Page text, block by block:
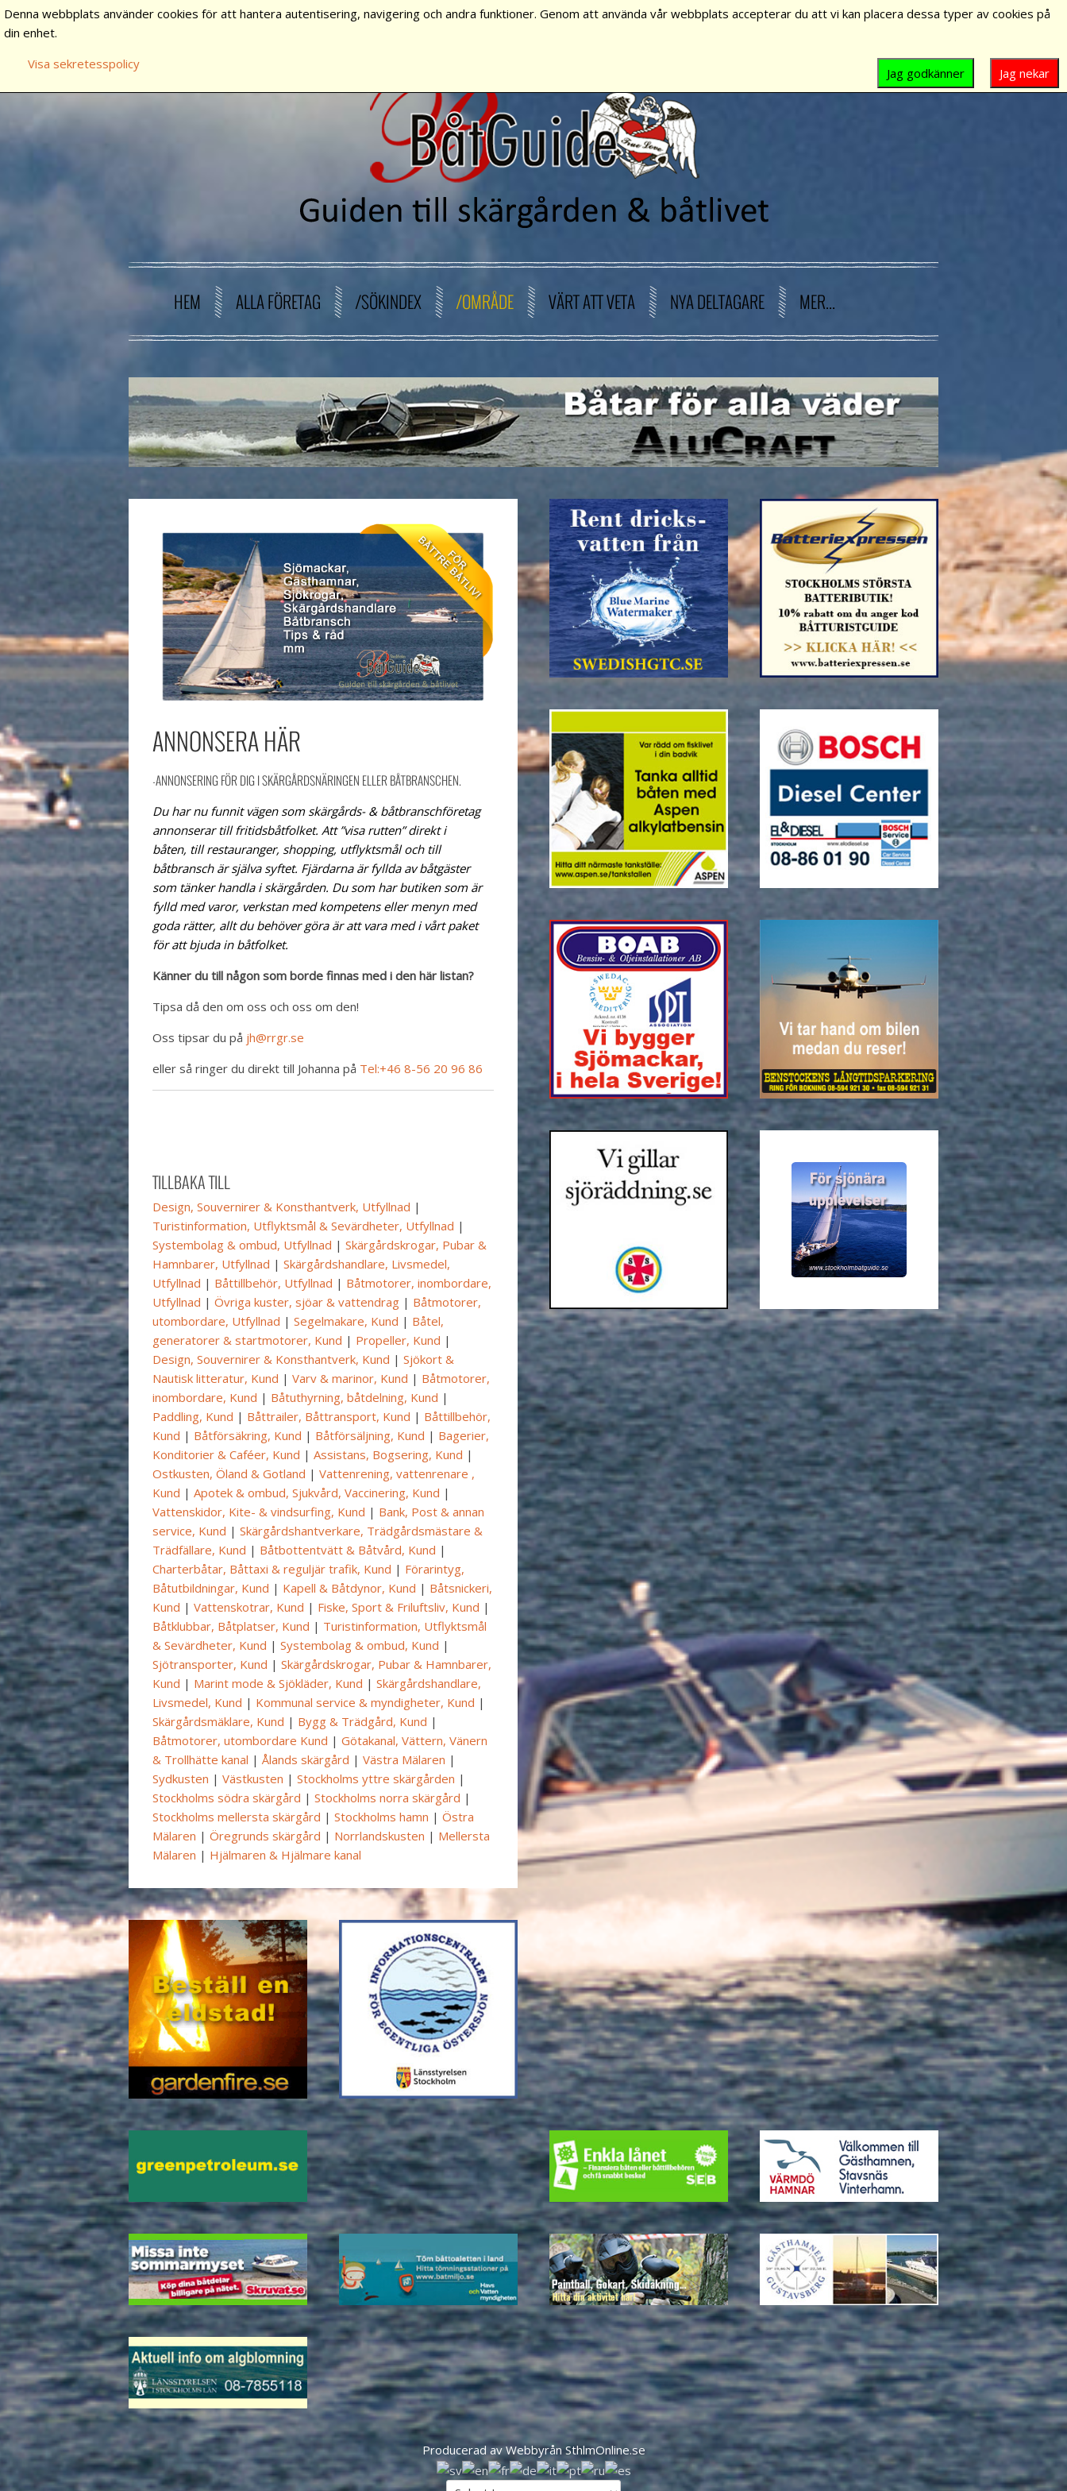
HEM ALLA FÖRETAG /SÖKINDEX /OMRÅDE VÄRT ATT VETA NYA DELTAGARE MER...
ANNONSERA HÄR
-ANNONSERING FÖR DIG I SKÄRGÅRDSNÄRINGEN ELLER BÅTBRANSCHEN.
Du har nu funnit vägen som skärgårds- & båtbranschföretag
annonserar till fritidsbåtfolket. Att ”visa rutten” direkt i
båten, till restauranger, shopping, utflyktsmål och till
båtbransch är själva syftet. Fjärdarna är fyllda av båtgäster
som tänker handla i skärgården. Du som har butiken som är
fylld med varor, verkstan med kompetens eller menyn med
goda rätter, allt du behöver göra är att vara med i vårt paket
för att bjuda in båtfolket.
Känner du till någon som borde finnas med i den här listan?
Tipsa då den om oss och oss om den!
Oss tipsar du på jh@rrgr.se
eller så ringer du direkt till Johanna på Tel:+46 8-56 20 96 86
TILLBAKA TILL
Design, Souvernirer & Konsthantverk, Utfyllnad |
Turistinformation, Utflyktsmål & Sevärdheter, Utfyllnad |
Systembolag & ombud, Utfyllnad | Skärgårdskrogar, Pubar &
Hamnbarer, Utfyllnad | Skärgårdshandlare, Livsmedel,
Utfyllnad | Båttillbehör, Utfyllnad | Båtmotorer, inombordare,
Utfyllnad | Övriga kuster, sjöar & vattendrag | Båtmotorer,
utombordare, Utfyllnad | Segelmakare, Kund | Båtel,
generatorer & startmotorer, Kund | Propeller, Kund |
Design, Souvernirer & Konsthantverk, Kund | Sjökort &
Nautisk litteratur, Kund | Varv & marinor, Kund | Båtmotorer,
inombordare, Kund | Båtuthyrning, båtdelning, Kund |
Paddling, Kund | Båttrailer, Båttransport, Kund | Båttillbehör,
Kund | Båtförsäkring, Kund | Båtförsäljning, Kund | Bagerier,
Konditorier & Caféer, Kund | Assistans, Bogsering, Kund |
Ostkusten, Öland & Gotland | Vattenrening, vattenrenare ,
Kund | Apotek & ombud, Sjukvård, Vaccinering, Kund |
Vattenskidor, Kite- & vindsurfing, Kund | Bank, Post & annan
service, Kund | Skärgårdshantverkare, Trädgårdsmästare &
Trädfällare, Kund | Båtbottentvätt & Båtvård, Kund |
Charterbåtar, Båttaxi & reguljär trafik, Kund | Förarintyg,
Båtutbildningar, Kund | Kapell & Båtdynor, Kund | Båtsnickeri,
Kund | Vattenskotrar, Kund | Fiske, Sport & Friluftsliv, Kund |
Båtklubbar, Båtplatser, Kund | Turistinformation, Utflyktsmål
& Sevärdheter, Kund | Systembolag & ombud, Kund |
Sjötransporter, Kund | Skärgårdskrogar, Pubar & Hamnbarer,
Kund | Marint mode & Sjökläder, Kund | Skärgårdshandlare,
Livsmedel, Kund | Kommunal service & myndigheter, Kund |
Skärgårdsmäklare, Kund | Bygg & Trädgård, Kund |
Båtmotorer, utombordare Kund | Götakanal, Vättern, Vänern
& Trollhätte kanal | Ålands skärgård | Västra Mälaren |
Sydkusten | Västkusten | Stockholms yttre skärgården |
Stockholms södra skärgård | Stockholms norra skärgård |
Stockholms mellersta skärgård | Stockholms hamn | Östra
Mälaren | Öregrunds skärgård | Norrlandskusten | Mellersta
Mälaren | Hjälmaren & Hjälmare kanal
Producerad av Webbyrån SthlmOnline.se
Denna webbplats använder cookies för att hantera autentisering, navigering och andra funktioner. Genom att använda vår webbplats accepterar du att vi kan placera dessa typer av cookies på
din enhet.
Visa sekretesspolicy
Jag nekar
Jag godkänner